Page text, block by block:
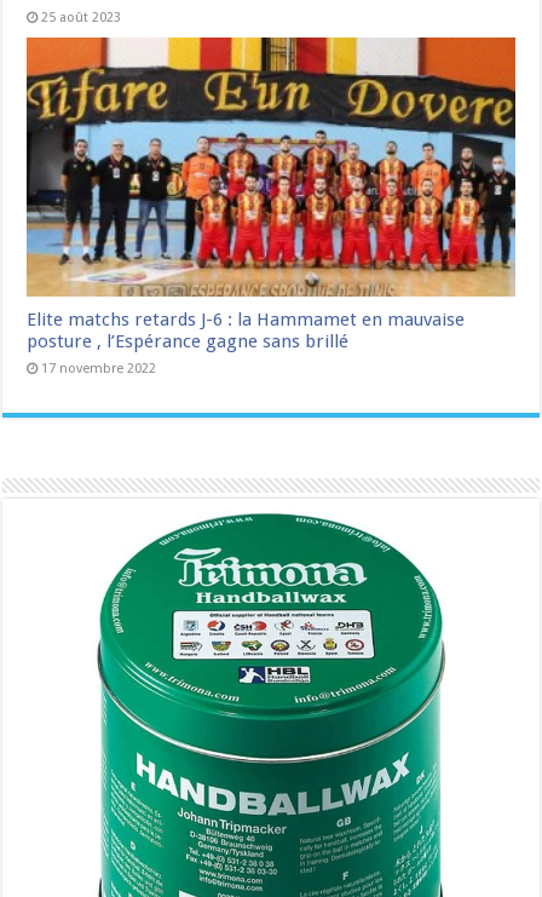
25 août 2023
Elite matchs retards J-6 : la Hammamet en mauvaise
posture , l’Espérance gagne sans brillé
17 novembre 2022